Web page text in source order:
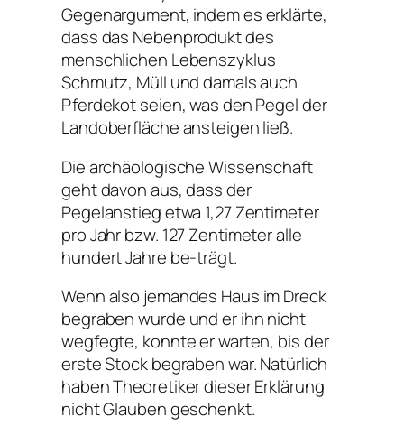
Gegenargument, indem es erklärte,
dass das Nebenprodukt des
menschlichen Lebenszyklus
Schmutz, Müll und damals auch
Pferdekot seien, was den Pegel der
Landoberfläche ansteigen ließ.
Die archäologische Wissenschaft
geht davon aus, dass der
Pegelanstieg etwa 1,27 Zentimeter
pro Jahr bzw. 127 Zentimeter alle
hundert Jahre be-trägt.
Wenn also jemandes Haus im Dreck
begraben wurde und er ihn nicht
wegfegte, konnte er warten, bis der
erste Stock begraben war. Natürlich
haben Theoretiker dieser Erklärung
nicht Glauben geschenkt.